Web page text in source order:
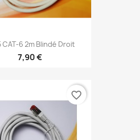
CAT-6 2m Blindé Droit
7,90 €
favorite_border